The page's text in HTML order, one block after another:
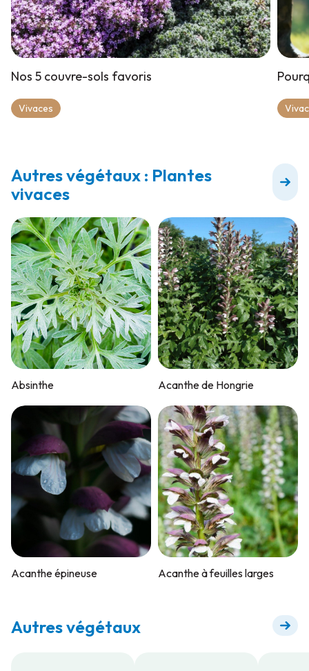
Nos 5 couvre-sols favoris
Vivaces
Autres végétaux : Plantes
vivaces
Absinthe Acanthe de Hongrie
Acanthe épineuse Acanthe à feuilles larges
Autres végétaux